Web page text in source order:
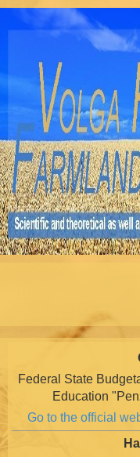
Federal State
Education
Go to the official